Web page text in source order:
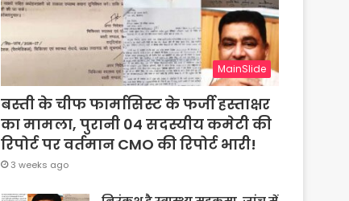
MainSlide
बस्ती के चीफ फार्मासिस्ट के फर्जी हस्ताक्षर
का मामला, पुरानी 04 सदस्यीय कमेटी की
रिपोर्ट पर वर्तमान CMO की रिपोर्ट भारी!
3 weeks ago